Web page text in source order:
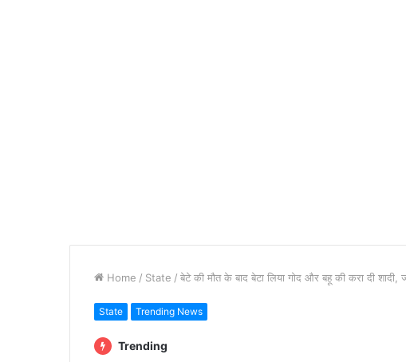
Home / State / बेटे की मौत के बाद बेटा लिया गोद और बहू की करा दी शादी,
State Trending News
Trending